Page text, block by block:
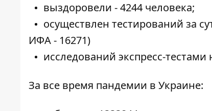
выздоровели - 4244 человека;
осуществлен тестирований за
ИФА - 16271)
исследований экспресс-тестами
За все время пандемии в Украине: